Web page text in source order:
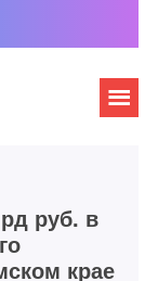
руб. в
крае